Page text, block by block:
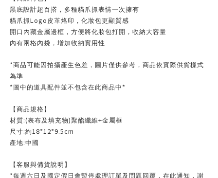
黑底設計超百搭，多種貓爪抓表情一次擁有
貓爪抓Logo 皮革烙印，化妝包更顯質感
開口內藏金屬邊框，方便將化妝包打開，收納大容量
內有兩格內袋，增加收納實用性
*商品可能因拍攝產生色差，圖片僅供參考，商品依實際供貨樣式
為準
* 圖中的道具配件並不包含在此商品中 *
【商品規格】
材質:(表布及填充物)聚酯纖維+金屬框
尺寸:約18*12*9.5cm
產地:中國
【客服與備貨說明】
*每週六日及國定假日會暫停處理訂單及問題回覆，在此通知，謝